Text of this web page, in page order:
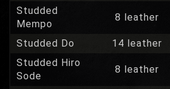
Studded
Mempo
8 leather
Studded Do 14 leather
Studded Hiro
Sode
8 leather